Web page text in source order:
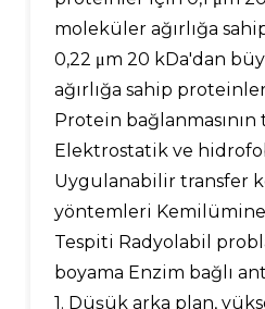
moleküler ağırlığa
0,22 μm 20 kDa'dan
ağırlığa sahip
Protein
Elektrostatik ve
Uygulanabilir transfer
yöntemleri
Tespiti Radyolabil
boyama Enzim bağlı
1. Düşük arka plan,